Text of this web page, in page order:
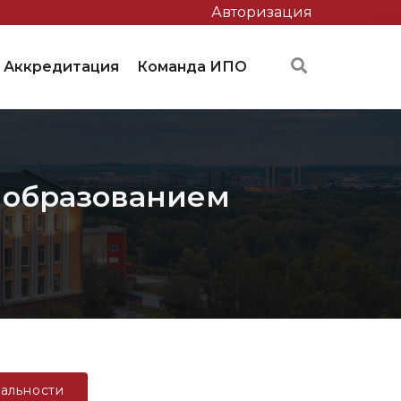
Авторизация
Аккредитация Команда ИПО